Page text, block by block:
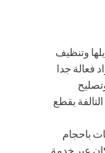
وتنظيف
فعالة جدا
بقطع
باحجام
عبر خدمة